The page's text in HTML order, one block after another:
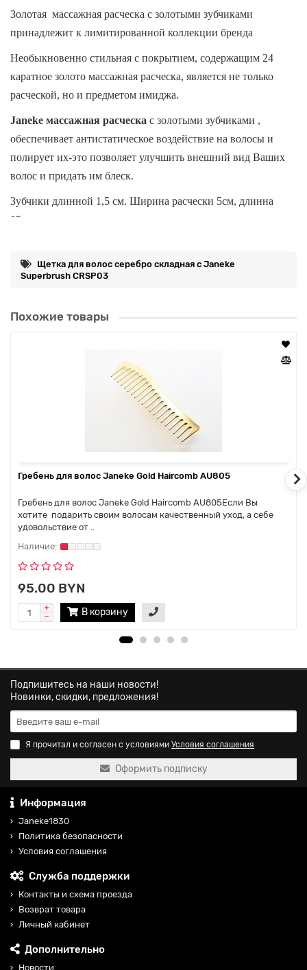
Золотая массажная расческа с золотыми зубчиками
принадлежит к лимитированной коллекции бренда
Необыкновенно стильная с покрытием, содержащим 24
каратное золото массажная расческа, является не только
расческой, но и предметом имиджа.
Janeke массажная расческа с золотыми зубчиками ,
обеспечивает антистатическое воздействие на волосы и
полирует их-это позволяет улучшить внешний вид Ваших
волос и придать им блеск.
Зубчики длинной 1,5 см. Ширина расчески 5см, длинна
15см.
Все изделия бренда Janeke на 80% производятся вручную, а
Изысканый,стильный и эргономичный дизайн, яркие и
необычные цветовые решения - все это приносит истинное
удовольствие от аксессуаров Janeke и делает их
Щетка для волос серебро складная с Janeke
Superbrush CRSP03
Похожие товары
Гребень для волос Janeke Gold Haircomb AU805
Гребень для волос Janeke Gold Haircomb AU805Если Вы
хотите подарить своим волосам качественный уход, а себе
удовольствие от ..
95.00 BYN
В корзину
Подпишитесь на наши новости!
Новинки, скидки, предложения!
Я прочитал и согласен с условиями Условия соглашения
Оформить подписку
Информация
Janeke1830
Политика безопасности
Условия соглашения
Служба поддержки
Контакты и схема проезда
Возврат товара
Личный кабинет
Дополнительно
Новости